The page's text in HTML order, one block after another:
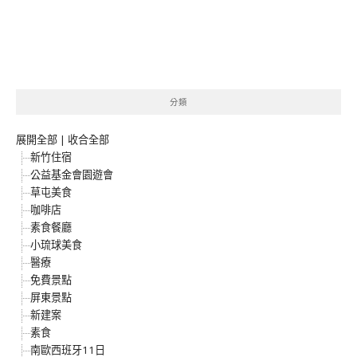
分類
展開全部 | 收合全部
新竹住宿
公益基金會園遊會
草屯美食
咖啡店
素食餐廳
小琉球美食
醫療
免費景點
屏東景點
新建案
素食
南歐西班牙11日